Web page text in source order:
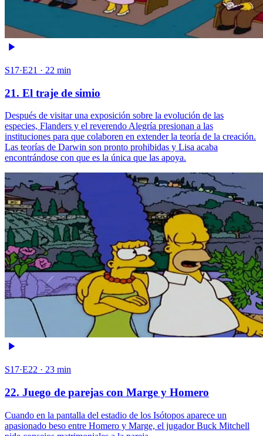
S17·E21 · 22 min
21. El traje de simio
Después de visitar una exposición sobre la evolución de las
especies, Flanders y el reverendo Alegría presionan a las
instituciones para que colaboren en extender la teoría de la creación.
Las teorías de Darwin son pronto prohibidas y Lisa acaba
encontrándose con que es la única que las apoya.
S17·E22 · 23 min
22. Juego de parejas con Marge y Homero
Cuando en la pantalla del estadio de los Isótopos aparece un
apasionado beso entre Homero y Marge, el jugador Buck Mitchell